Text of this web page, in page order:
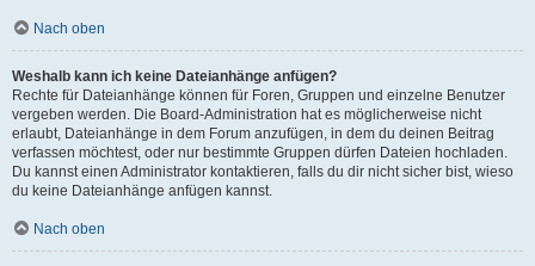
Nach oben
Weshalb kann ich keine Dateianhänge anfügen?
Rechte für Dateianhänge können für Foren, Gruppen und einzelne Benutzer
vergeben werden. Die Board-Administration hat es möglicherweise nicht
erlaubt, Dateianhänge in dem Forum anzufügen, in dem du deinen Beitrag
verfassen möchtest, oder nur bestimmte Gruppen dürfen Dateien hochladen.
Du kannst einen Administrator kontaktieren, falls du dir nicht sicher bist, wieso
du keine Dateianhänge anfügen kannst.
Nach oben